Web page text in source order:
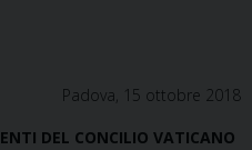
Padova, 15 ottobre 2018
DEL CONCILIO VATICANO